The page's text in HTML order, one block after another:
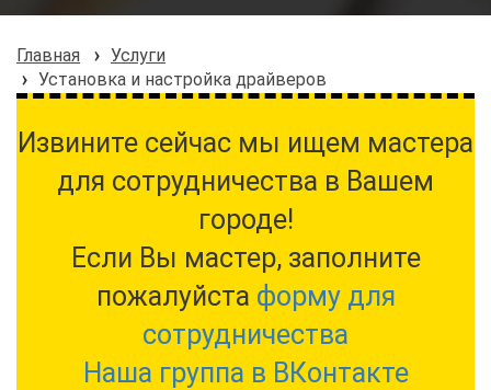
Главная
Услуги
Установка и настройка драйверов
Извините сейчас мы ищем мастера
для сотрудничества в Вашем
городе!
Если Вы мастер, заполните
пожалуйста форму для
сотрудничества
Наша группа в ВКонтакте